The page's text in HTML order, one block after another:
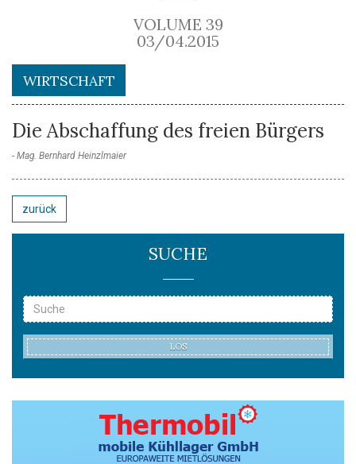
VOLUME 39
03/04.2015
WIRTSCHAFT
Die Abschaffung des freien Bürgers
Mag. Bernhard Heinzlmaier
zurück
SUCHE
LOS